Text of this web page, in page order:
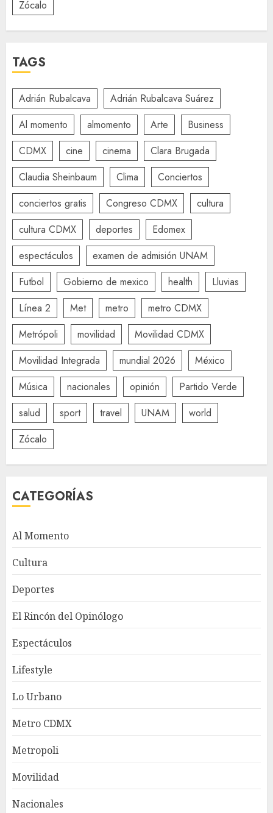
Zócalo
TAGS
Adrián Rubalcava
Adrián Rubalcava Suárez
Al momento
almomento Arte
Business
CDMX
cine cinema
Clara Brugada
Claudia Sheinbaum
Clima
Conciertos
conciertos gratis
Congreso CDMX
cultura
cultura CDMX
deportes
Edomex
espectáculos
examen de admisión UNAM
Futbol
Gobierno de mexico health
Lluvias
Línea 2
Met metro
metro CDMX
Metrópoli
movilidad
Movilidad CDMX
Movilidad Integrada
mundial 2026
México
Música
nacionales opinión
Partido Verde
salud
sport travel UNAM
world
Zócalo
CATEGORÍAS
Al Momento
Cultura
Deportes
El Rincón del Opinólogo
Espectáculos
Lifestyle
Lo Urbano
Metro CDMX
Metropoli
Movilidad
Nacionales